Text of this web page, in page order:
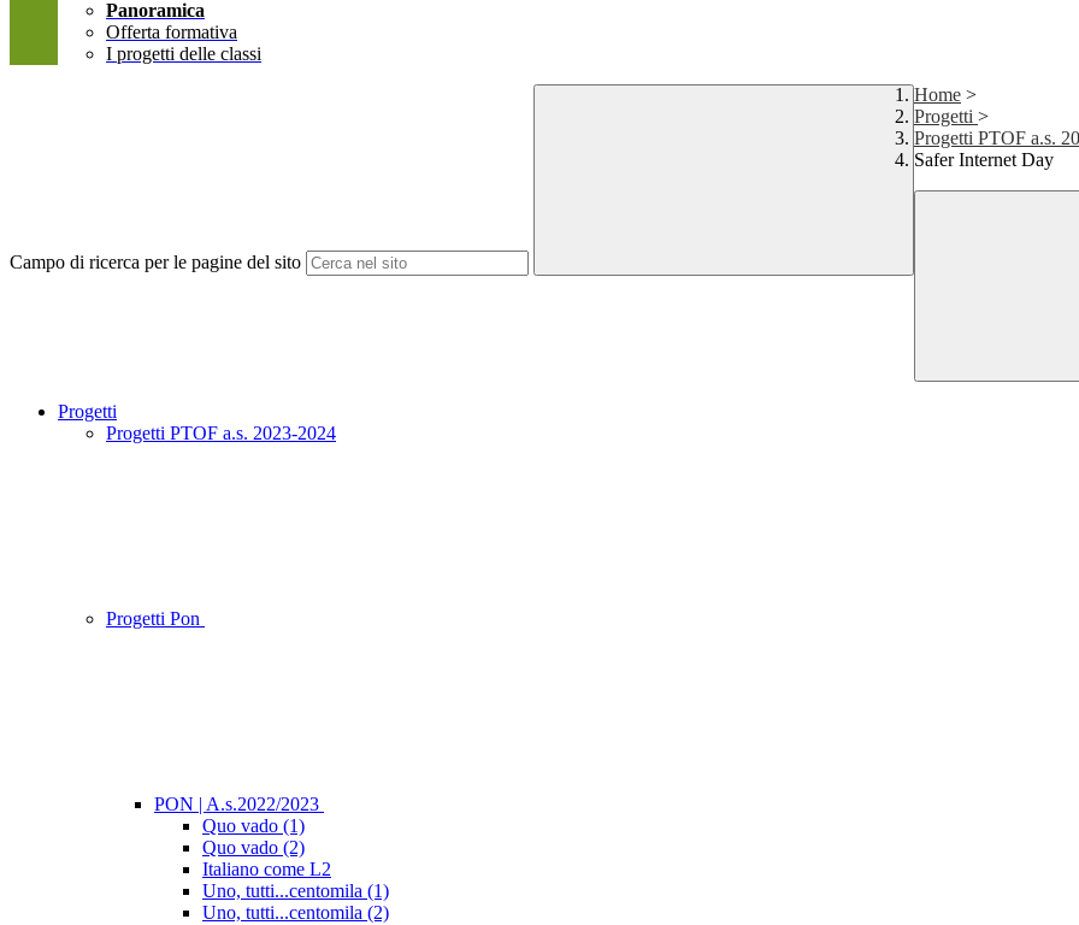
Panoramica
Offerta formativa
I progetti delle classi
Campo di ricerca per le pagine del sito
Home >
Progetti >
Progetti PTOF a.s.
Safer Internet Day
Progetti
Progetti PTOF a.s. 2023-2024
Progetti Pon
PON | A.s.2022/2023
Quo vado (1)
Quo vado (2)
Italiano come L2
Uno, tutti...centomila (1)
Uno, tutti...centomila (2)